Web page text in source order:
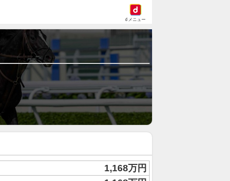
dメニュー
1,168万円